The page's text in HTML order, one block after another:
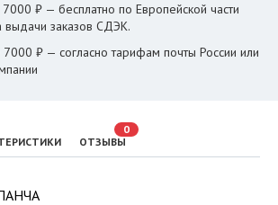
ОТЗЫВЫ
0
₽ — бесплатно по Европейской части
выдачи заказов СДЭК.
₽ — согласно тарифам почты России или